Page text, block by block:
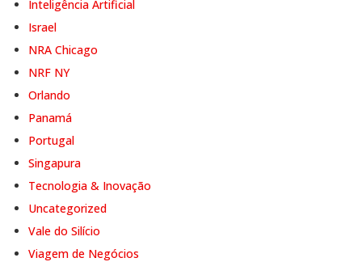
Inteligência Artificial
Israel
NRA Chicago
NRF NY
Orlando
Panamá
Portugal
Singapura
Tecnologia & Inovação
Uncategorized
Vale do Silício
Viagem de Negócios